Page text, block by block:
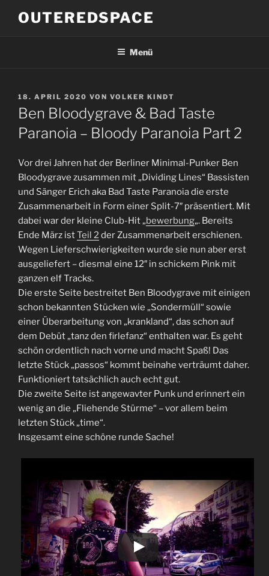
InhaltOUTEREDSPACE
Menü
VERÖFFENTLICHT
AM
18. APRIL 2020 VON VOLKER KINDT
Ben Bloodygrave & Bad Taste
Paranoia – Bloody Paranoia Part 2
Vor drei Jahren hat der Berliner Minimal-Punker Ben
Bloodygrave zusammen mit „Dividing Lines“ Bassisten
und Sänger Erich aka Bad Taste Paranoia die erste
Zusammenarbeit in Form einer Split-7″ präsentiert. Mit
dabei war der kleine Club-Hit „bewerbung„. Bereits
Ende März istTeil 2 der Zusammenarbeit erschienen.
Wegen Lieferschwierigkeiten wurde sie nun aber erst
ausgeliefert – diesmal eine 12″ in schickem Pink mit
ganzen elf Tracks.
Die erste Seite bestreitet Ben Bloodygrave mit einigen
schon bekannten Stücken wie „Sondermüll“ sowie
einer Überarbeitung von „krankland“, das schon auf
dem Debüt „tanz den firlefanz“ enthalten war. Es geht
schön ordentlich nach vorne und macht Spaß! Das
letzte Stück „passos“ kommt beinahe verträumt daher.
Funktioniert tatsächlich auch echt gut.
Die zweite Seite ist angewavter Punk und erinnert ein
wenig an die „Fliehende Stürme“ – vor allem beim
letzten Stück „time“.
Insgesamt eine schöne runde Sache!